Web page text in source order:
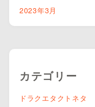
2023年3月
カテゴリー
ドラクエタクトネタ